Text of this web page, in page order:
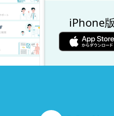
iPhone